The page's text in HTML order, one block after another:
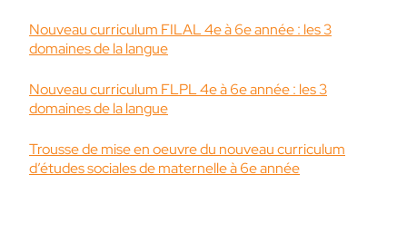
Nouveau curriculum FILAL 4e à 6e année : les 3
domaines de la langue
Nouveau curriculum FLPL 4e à 6e année : les 3
domaines de la langue
Trousse de mise en oeuvre du nouveau curriculum
d’études sociales de maternelle à 6e année